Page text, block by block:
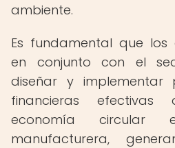
ambiente.
Es fundamental que los
en conjunto con el
diseñar y implementar
financieras
economía circular
manufacturera,